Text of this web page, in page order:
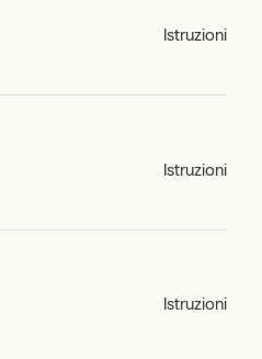
Istruzioni
Istruzioni
Istruzioni